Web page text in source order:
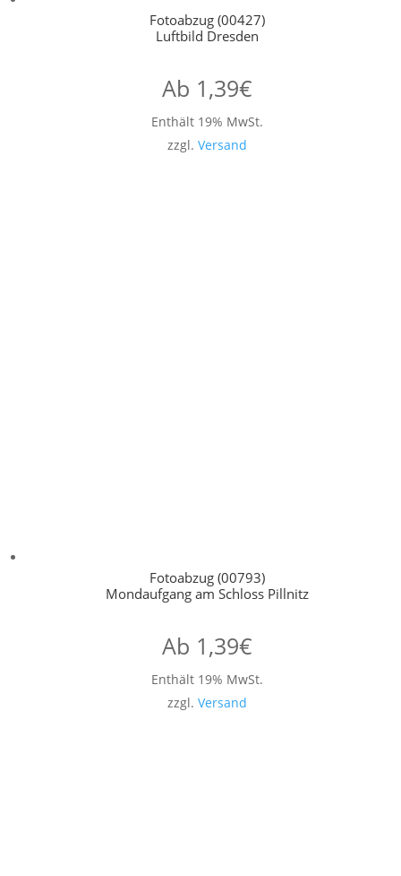
Fotoabzug (00427)
Luftbild Dresden
Ab 1,39€
Enthält 19% MwSt.
zzgl. Versand
Fotoabzug (00793)
Mondaufgang am Schloss Pillnitz
Ab 1,39€
Enthält 19% MwSt.
zzgl. Versand